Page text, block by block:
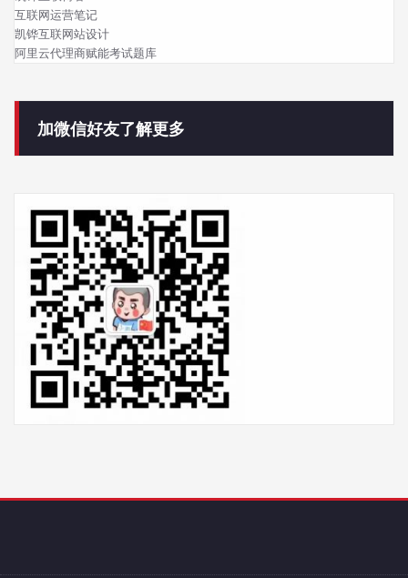
互联网运营笔记
凯铧互联网站设计
阿里云代理商赋能考试题库
加微信好友了解更多